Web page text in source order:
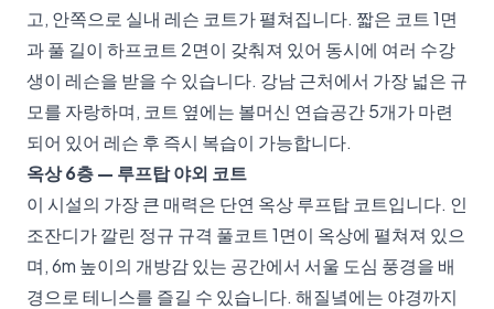
고, 안쪽으로 실내 레슨 코트가 펼쳐집니다. 짧은 코트 1면
과 풀 길이 하프코트 2면이 갖춰져 있어 동시에 여러 수강
생이 레슨을 받을 수 있습니다. 강남 근처에서 가장 넓은 규
모를 자랑하며, 코트 옆에는 볼머신 연습공간 5개가 마련
되어 있어 레슨 후 즉시 복습이 가능합니다.
옥상 6층 — 루프탑 야외 코트
이 시설의 가장 큰 매력은 단연 옥상 루프탑 코트입니다. 인
조잔디가 깔린 정규 규격 풀코트 1면이 옥상에 펼쳐져 있으
며, 6m 높이의 개방감 있는 공간에서 서울 도심 풍경을 배
경으로 테니스를 즐길 수 있습니다. 해질녘에는 야경까지